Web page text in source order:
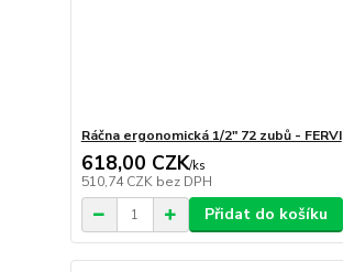
Ráčna ergonomická 1/2" 72 zubů - FERVI
618,00 CZK/ks
510,74 CZK bez DPH
Přidat do košíku